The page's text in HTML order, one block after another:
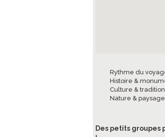
Rythme du
Histoire &
Culture &
Nature &
Des petits groupes